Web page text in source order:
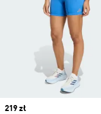
Price
219 zł